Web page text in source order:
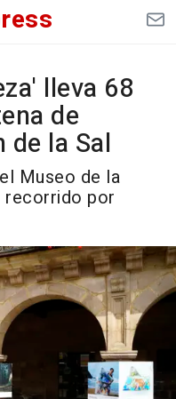
lleva 68
de
de la Sal
Museo de la
recorrido por